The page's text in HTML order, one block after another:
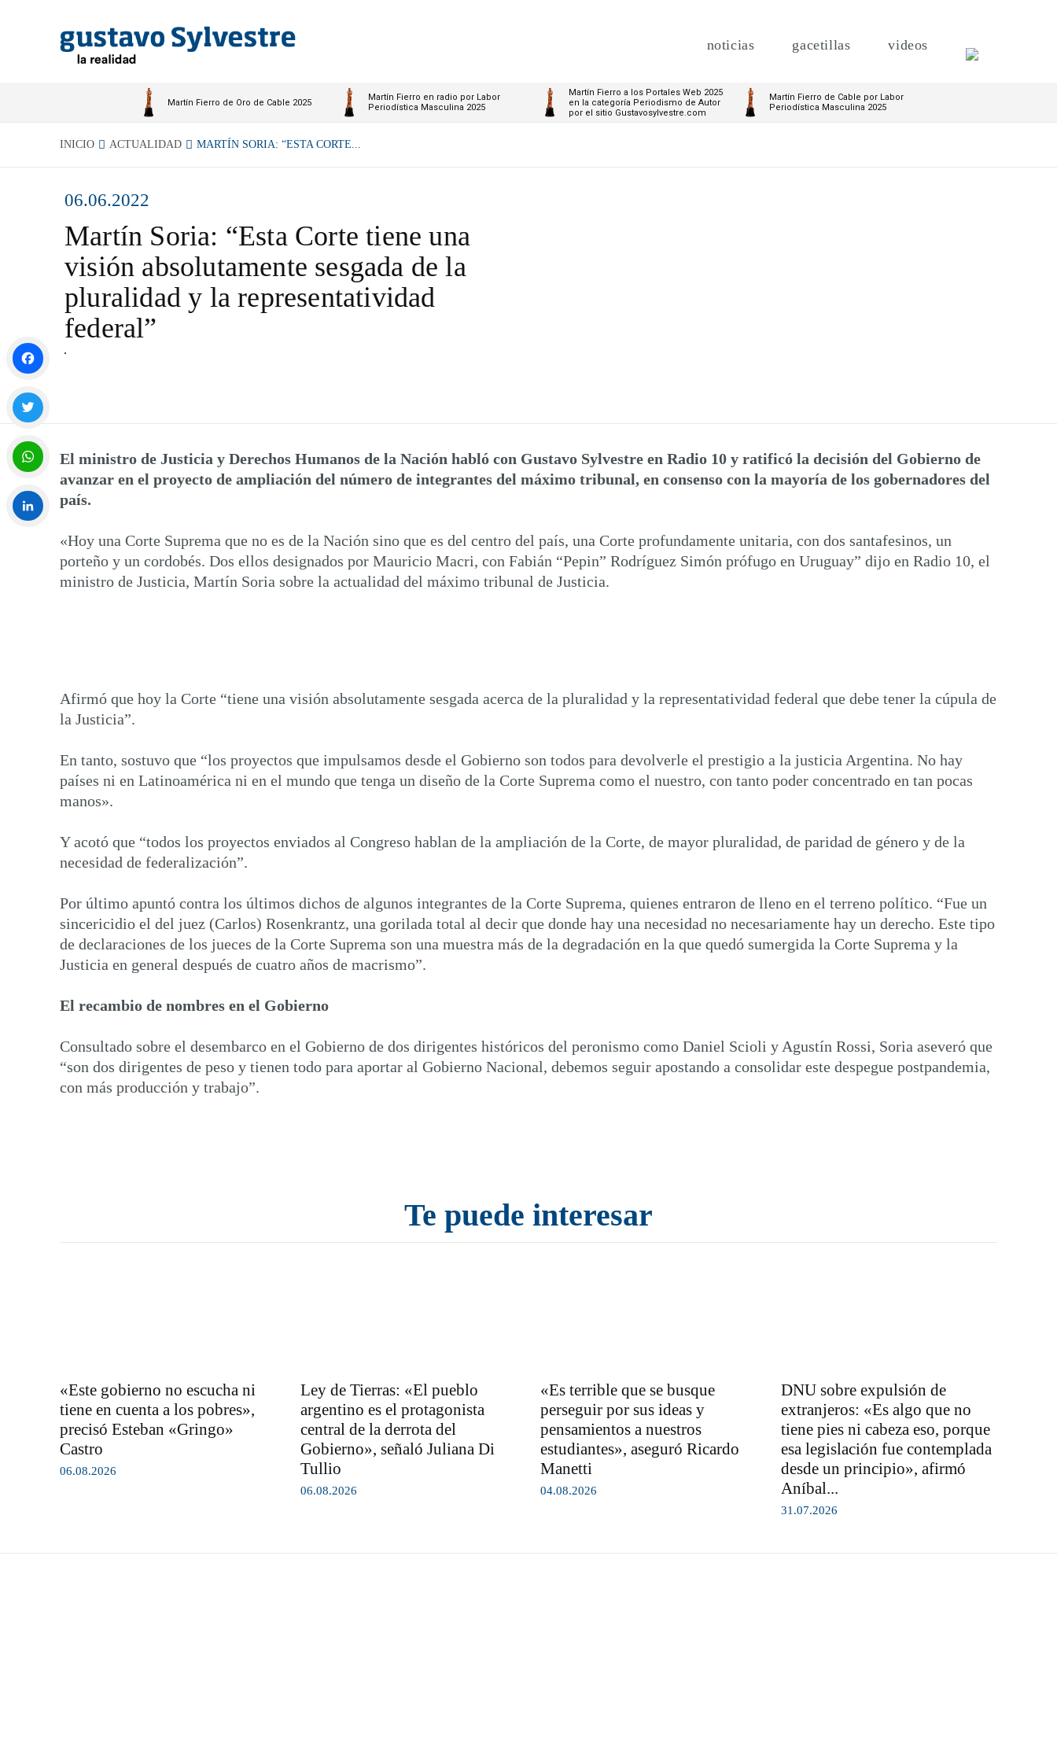
noticias gacetillas videos
Martín Fierro de Oro de Cable 2025
Martín Fierro en radio por Labor
Periodística Masculina 2025
Martín Fierro a los Portales Web 2025
en la categoría Periodismo de Autor
por el sitio Gustavosylvestre.com
Martín Fierro de Cable por Labor
Periodística Masculina 2025
INICIO ACTUALIDAD MARTÍN SORIA: “ESTA CORTE...
06.06.2022
Martín Soria: “Esta Corte tiene una
visión absolutamente sesgada de la
pluralidad y la representatividad
federal”
El ministro de Justicia y Derechos Humanos de la Nación habló con Gustavo Sylvestre en Radio 10 y ratificó la decisión del Gobierno de
avanzar en el proyecto de ampliación del número de integrantes del máximo tribunal, en consenso con la mayoría de los gobernadores del
país.
«Hoy una Corte Suprema que no es de la Nación sino que es del centro del país, una Corte profundamente unitaria, con dos santafesinos, un
porteño y un cordobés. Dos ellos designados por Mauricio Macri, con Fabián “Pepin” Rodríguez Simón prófugo en Uruguay” dijo en Radio 10, el
ministro de Justicia, Martín Soria sobre la actualidad del máximo tribunal de Justicia.
Afirmó que hoy la Corte “tiene una visión absolutamente sesgada acerca de la pluralidad y la representatividad federal que debe tener la cúpula de
la Justicia”.
En tanto, sostuvo que “los proyectos que impulsamos desde el Gobierno son todos para devolverle el prestigio a la justicia Argentina. No hay
países ni en Latinoamérica ni en el mundo que tenga un diseño de la Corte Suprema como el nuestro, con tanto poder concentrado en tan pocas
manos».
Y acotó que “todos los proyectos enviados al Congreso hablan de la ampliación de la Corte, de mayor pluralidad, de paridad de género y de la
necesidad de federalización”.
Por último apuntó contra los últimos dichos de algunos integrantes de la Corte Suprema, quienes entraron de lleno en el terreno político. “Fue un
sincericidio el del juez (Carlos) Rosenkrantz, una gorilada total al decir que donde hay una necesidad no necesariamente hay un derecho. Este tipo
de declaraciones de los jueces de la Corte Suprema son una muestra más de la degradación en la que quedó sumergida la Corte Suprema y la
Justicia en general después de cuatro años de macrismo”.
El recambio de nombres en el Gobierno
Consultado sobre el desembarco en el Gobierno de dos dirigentes históricos del peronismo como Daniel Scioli y Agustín Rossi, Soria aseveró que
“son dos dirigentes de peso y tienen todo para aportar al Gobierno Nacional, debemos seguir apostando a consolidar este despegue postpandemia,
con más producción y trabajo”.
Te puede interesar
«Este gobierno no escucha ni
tiene en cuenta a los pobres»,
precisó Esteban «Gringo»
Castro
06.08.2026
Ley de Tierras: «El pueblo
argentino es el protagonista
central de la derrota del
Gobierno», señaló Juliana Di
Tullio
06.08.2026
«Es terrible que se busque
perseguir por sus ideas y
pensamientos a nuestros
estudiantes», aseguró Ricardo
Manetti
04.08.2026
DNU sobre expulsión de
extranjeros: «Es algo que no
tiene pies ni cabeza eso, porque
esa legislación fue contemplada
desde un principio», afirmó
Aníbal...
31.07.2026
Facebook
Twitter
WhatsApp